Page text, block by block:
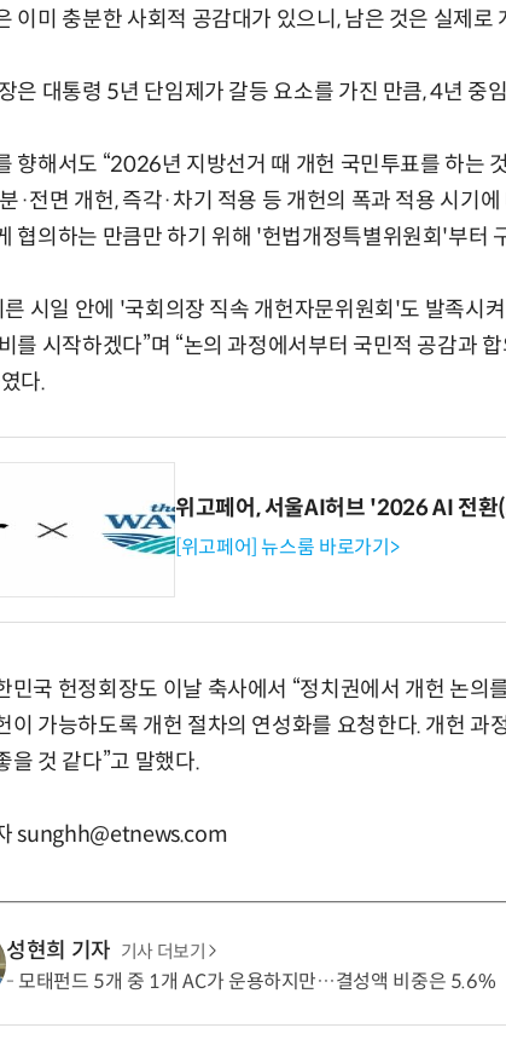
이미 충분한 사회적 공감대가 있으니, 남은 것은 실제로
은 대통령 5년 단임제가 갈등 요소를 가진 만큼, 4년 중
향해서도 “2026년 지방선거 때 개헌 국민투표를 하는
·전면 개헌, 즉각·차기 적용 등 개헌의 폭과 적용 시기
협의하는 만큼만 하기 위해 '헌법개정특별위원회'부터
른 시일 안에 '국회의장 직속 개헌자문위원회'도 발족시
를 시작하겠다”며 “논의 과정에서부터 국민적 공감과
다.
위고페어, 서울AI허브 '2026 AI 전환
[위고페어] 뉴스룸 바로가기>
민국 헌정회장도 이날 축사에서 “정치권에서 개헌 논의
이 가능하도록 개헌 절차의 연성화를 요청한다. 개헌 과
을 것 같다”고 말했다.
sunghh@etnews.com
성현희 기자 기사 더보기
모태펀드 5개 중 1개 AC가 운용하지만…결성액 비중은 5.6%